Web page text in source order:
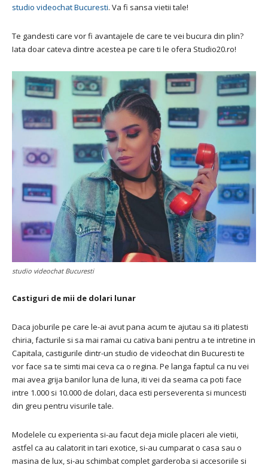
studio videochat Bucuresti. Va fi sansa vietii tale!
Te gandesti care vor fi avantajele de care te vei bucura din plin?
Iata doar cateva dintre acestea pe care ti le ofera Studio20.ro!
studio videochat Bucuresti
Castiguri de mii de dolari lunar
Daca joburile pe care le-ai avut pana acum te ajutau sa iti platesti
chiria, facturile si sa mai ramai cu cativa bani pentru a te intretine in
Capitala, castigurile dintr-un studio de videochat din Bucuresti te
vor face sa te simti mai ceva ca o regina. Pe langa faptul ca nu vei
mai avea grija banilor luna de luna, iti vei da seama ca poti face
intre 1.000 si 10.000 de dolari, daca esti perseverenta si muncesti
din greu pentru visurile tale.
Modelele cu experienta si-au facut deja micile placeri ale vietii,
astfel ca au calatorit in tari exotice, si-au cumparat o casa sau o
masina de lux, si-au schimbat complet garderoba si accesoriile si